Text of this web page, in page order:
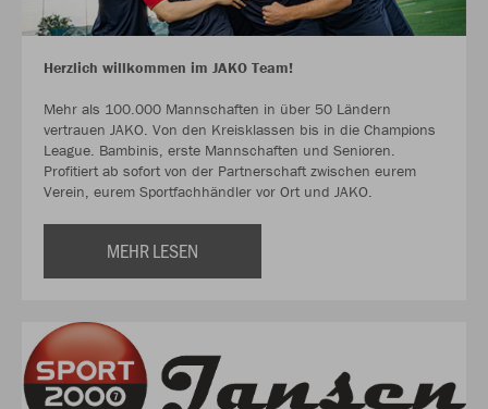
Herzlich willkommen im JAKO Team!
Mehr als 100.000 Mannschaften in über 50 Ländern
vertrauen JAKO. Von den Kreisklassen bis in die Champions
League. Bambinis, erste Mannschaften und Senioren.
Profitiert ab sofort von der Partnerschaft zwischen eurem
Verein, eurem Sportfachhändler vor Ort und JAKO.
MEHR LESEN